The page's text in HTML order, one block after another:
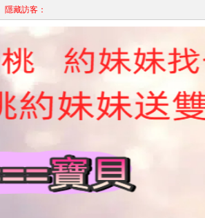
隱藏訪客：